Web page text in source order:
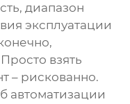
диапазон
эксплуатации
взять
– рискованно.
автоматизации